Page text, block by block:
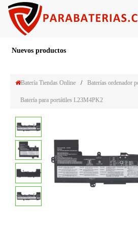
Nuevos productos
Batería Tiendas Online / Baterías ordenador
Batería para portátiles L23M4PK2